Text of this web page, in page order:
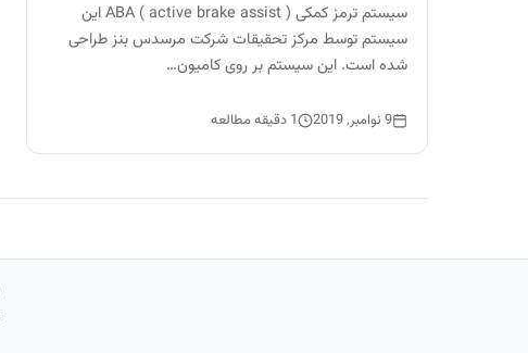
سیستم ترمز کمکی ( ABA ( active brake assist این
سیستم توسط مرکز تحقیقات شرکت مرسدس بنز طراحی
شده است. این سیستم بر روی کامیون…
9 نوامبر, 2019 1 دقیقه مطالعه